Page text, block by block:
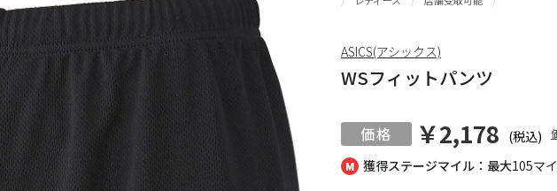
獲得ステージマイル：最大105マ
WSフィットパンツ
￥2,178 (税込)
ASICS(アシックス)